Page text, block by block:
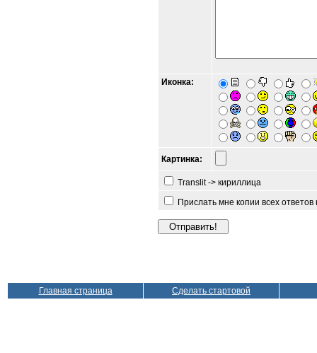
Иконка:
Картинка:
Translit -> кириллица
Прислать мне копии всех
Главная страница Сделать стартовой